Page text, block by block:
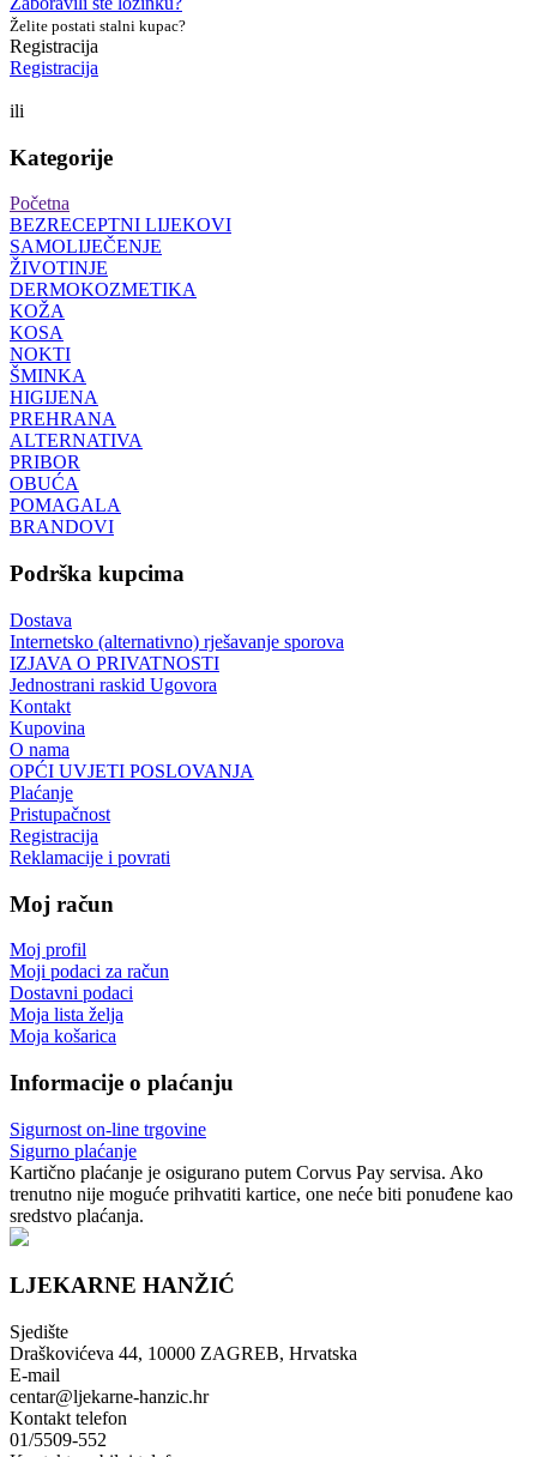
Želite postati stalni kupac?
Registracija
Registracija
ili
Kategorije
Početna
BEZRECEPTNI LIJEKOVI
SAMOLIJEČENJE
ŽIVOTINJE
DERMOKOZMETIKA
KOŽA
KOSA
NOKTI
ŠMINKA
HIGIJENA
PREHRANA
ALTERNATIVA
PRIBOR
OBUĆA
POMAGALA
BRANDOVI
Podrška kupcima
Dostava
Internetsko (alternativno) rješavanje sporova
IZJAVA O PRIVATNOSTI
Jednostrani raskid Ugovora
Kontakt
Kupovina
O nama
OPĆI UVJETI POSLOVANJA
Plaćanje
Pristupačnost
Registracija
Reklamacije i povrati
Moj račun
Moj profil
Moji podaci za račun
Dostavni podaci
Moja lista želja
Moja košarica
Informacije o plaćanju
Sigurnost on-line trgovine
Sigurno plaćanje
Kartično plaćanje je osigurano putem Corvus Pay servisa. Ako
trenutno nije moguće prihvatiti kartice, one neće biti ponuđene kao
sredstvo plaćanja.
LJEKARNE HANŽIĆ
Sjedište
Draškovićeva 44, 10000 ZAGREB, Hrvatska
E-mail
centar@ljekarne-hanzic.hr
Kontakt telefon
01/5509-552